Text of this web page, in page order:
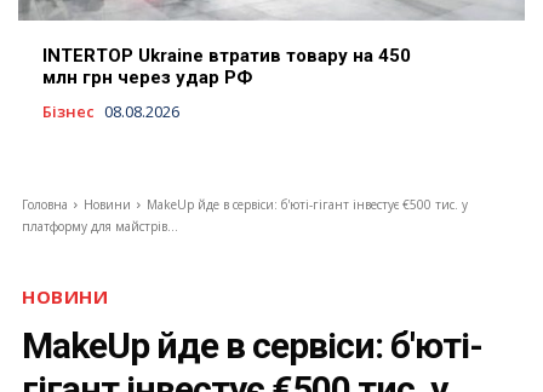
INTERTOP Ukraine втратив товару на 450
млн грн через удар РФ
Бізнес 08.08.2026